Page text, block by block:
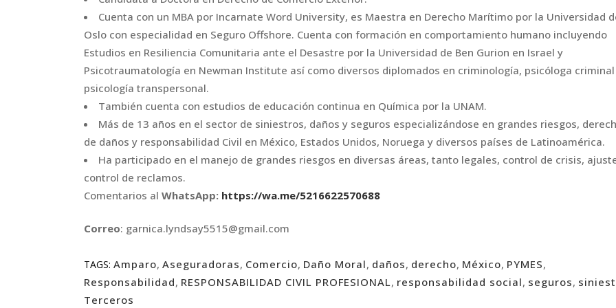
Cuenta con un MBA por Incarnate Word University, es Maestra en Derecho Marítimo por la Universidad
Oslo con especialidad en Seguro Offshore. Cuenta con formación en comportamiento humano incluyendo
Estudios en Resiliencia Comunitaria ante el Desastre por la Universidad de Ben Gurion en Israel y
Psicotraumatología en Newman Institute así como diversos diplomados en criminología, psicóloga
psicología transpersonal.
También cuenta con estudios de educación continua en Química por la UNAM.
Más de 13 años en el sector de siniestros, daños y seguros especializándose en grandes riesgos,
de daños y responsabilidad Civil en México, Estados Unidos, Noruega y diversos países de Latinoamérica.
Ha participado en el manejo de grandes riesgos en diversas áreas, tanto legales, control de crisis,
control de reclamos.
Comentarios al WhatsApp: https://wa.me/5216622570688
Correo: garnica.lyndsay5515@gmail.com
TAGS: Amparo, Aseguradoras, Comercio, Daño Moral, daños, derecho, México, PYMES,
Responsabilidad, RESPONSABILIDAD CIVIL PROFESIONAL, responsabilidad social, seguros,
Terceros